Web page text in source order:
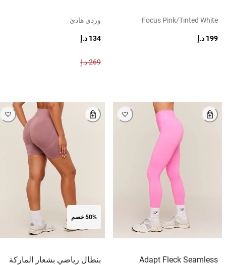
Focus Pink/tinted White
199 د.إ
وردي هادئ
134 د.إ
269 د.إ
Adapt Fleck Seamless
50% خصم
بنطال رياضي بشعار الماركة